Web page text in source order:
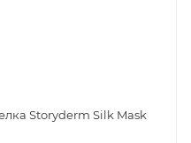
Storyderm Silk Mask